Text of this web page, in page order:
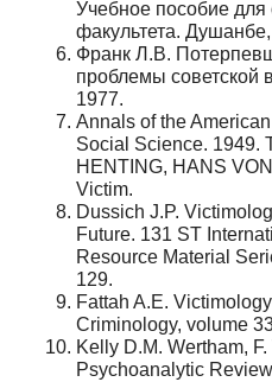
Учебное пособие для
факультета.
Франк Л.В.
проблемы советской
1977.
Annals of the
Social Science. 1949.
HENTING, HANS
Victim.
Dussich J.P.
Future. 131 ST
Resource Material
129.
Fattah A.E.
Criminology, volume
Kelly D.M. Wertham,
Psychoanalytic